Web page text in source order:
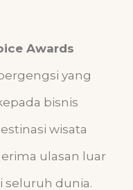
Awards
yang
bisnis
wisata
ulasan luar
seluruh dunia.